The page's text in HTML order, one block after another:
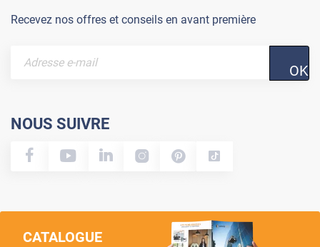
Recevez nos offres et conseils en avant première
OK
NOUS SUIVRE
CATALOGUE